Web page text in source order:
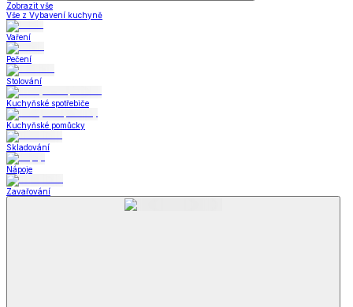
Zobrazit vše
Vše z Vybavení kuchyně
Vaření
Pečení
Stolování
Kuchyňské spotřebiče
Kuchyňské pomůcky
Skladování
Nápoje
Zavařování